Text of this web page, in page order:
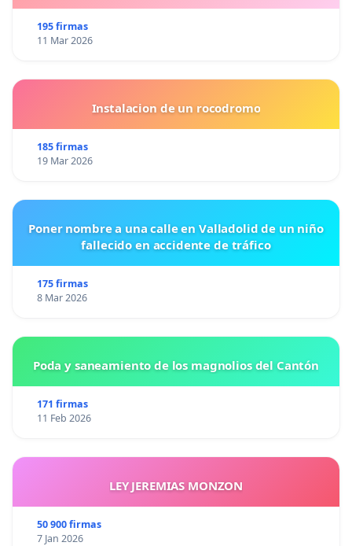
195 firmas
11 Mar 2026
Instalacion de un rocodromo
185 firmas
19 Mar 2026
Poner nombre a una calle en Valladolid de un niño
fallecido en accidente de tráfico
175 firmas
8 Mar 2026
Poda y saneamiento de los magnolios del Cantón
171 firmas
11 Feb 2026
LEY JEREMIAS MONZON
50 900 firmas
7 Jan 2026